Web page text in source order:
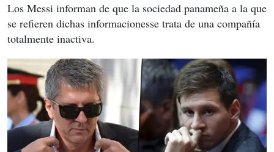
Los Messi informan de que la sociedad panameña a la que
se refieren dichas informacionesse trata de una compañía
totalmente inactiva.